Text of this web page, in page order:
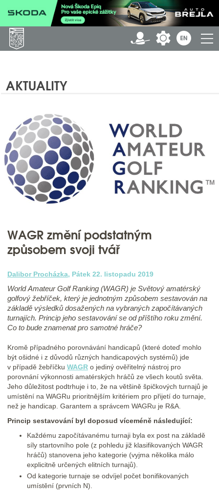
AKTUALITY
WAGR změní podstatným
způsobem svoji tvář
Dalibor Procházka, Pátek 22. listopadu 2019
World Amateur Golf Ranking (WAGR) je Světový amatérský
golfový žebříček, který je jednotným způsobem sestavován na
základě výsledků dosažených na vybraných započítávaných
turnajích. Princip jeho sestavování se od příštího roku změní.
Co to bude znamenat pro samotné hráče?
Kromě případného porovnávání handicapů (které doteď mohlo
být ošidné i z důvodů různých handicapových systémů) jde
v případě žebříčku WAGR o jediný ověřitelný nástroj pro
porovnání výkonnosti amatérských hráčů ze všech koutů světa.
Jeho důležitost podtrhuje i to, že na většině špičkových turnajů je
umístění na WAGRu prioritnějším kritériem pro přijetí do turnaje,
než je handicap. Garantem a správcem WAGRu je R&A.
Princip sestavování byl doposud víceméně následující:
Každému započítávanému turnaji byla ex post na základě
síly startovního pole (z pohledu již klasifikovaných WAGR
hráčů) stanovena jeho kategorie (vyjma několika málo
explicitně určených elitních turnajů).
Od kategorie turnaje se odvíjel počet bonifikovaných
umístění (prvních N).